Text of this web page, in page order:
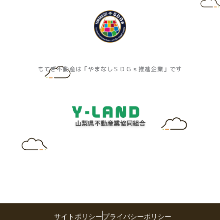
もてぎ不動産は「やまなしＳＤＧｓ推進企業」です
サイトポリシープライバシーポリシー